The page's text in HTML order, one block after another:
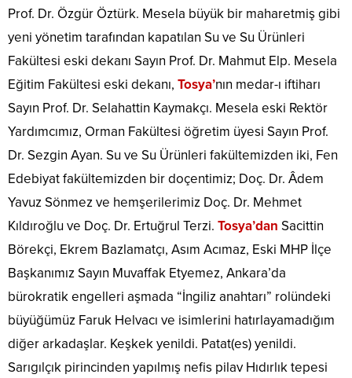
Prof. Dr. Özgür Öztürk. Mesela büyük bir maharetmiş gibi
yeni yönetim tarafından kapatılan Su ve Su Ürünleri
Fakültesi eski dekanı Sayın Prof. Dr. Mahmut Elp. Mesela
Eğitim Fakültesi eski dekanı, Tosya’nın medar-ı iftiharı
Sayın Prof. Dr. Selahattin Kaymakçı. Mesela eski Rektör
Yardımcımız, Orman Fakültesi öğretim üyesi Sayın Prof.
Dr. Sezgin Ayan. Su ve Su Ürünleri fakültemizden iki, Fen
Edebiyat fakültemizden bir doçentimiz; Doç. Dr. Âdem
Yavuz Sönmez ve hemşerilerimiz Doç. Dr. Mehmet
Kıldıroğlu ve Doç. Dr. Ertuğrul Terzi. Tosya’dan Sacittin
Börekçi, Ekrem Bazlamatçı, Asım Acımaz, Eski MHP İlçe
Başkanımız Sayın Muvaffak Etyemez, Ankara’da
bürokratik engelleri aşmada “İngiliz anahtarı” rolündeki
büyüğümüz Faruk Helvacı ve isimlerini hatırlayamadığım
diğer arkadaşlar. Keşkek yenildi. Patat(es) yenildi.
Sarıgılçık pirincinden yapılmış nefis pilav Hıdırlık tepesi